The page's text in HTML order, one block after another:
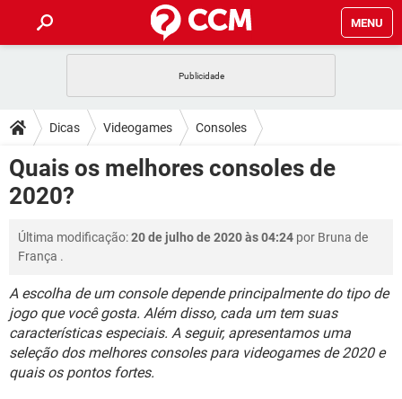
MENU
CELULAR FACEBOOK
OUTLOOK EXCEL
INSTAGRAM
DICAS
JOGOS WHATSAPP
CELULAR FACEBOOK
INSTAGRAM GMAIL
DOWNLOADS
JOGOS
OUTLOOK
INSTAGRAM GMAIL
GUIA DE COMPRAS
FÓRUM
JOGOS WHATSAPP
OUTLOOK EXCEL
INSTAGRAM GMAIL
GUIA DE COMPRAS
GLOSSÁRIO
WHATSAPP
CELULAR FACEBOOK
OUTLOOK EXCEL
INSTAGRAM
Dicas Videogames Consoles
Quais os melhores consoles de
2020?
Última modificação:20 de julho de 2020 às 04:24 por Bruna de
França .
A escolha de um console depende principalmente do tipo de
jogo que você gosta. Além disso, cada um tem suas
características especiais. A seguir, apresentamos uma
seleção dos melhores consoles para videogames de 2020 e
quais os pontos fortes.